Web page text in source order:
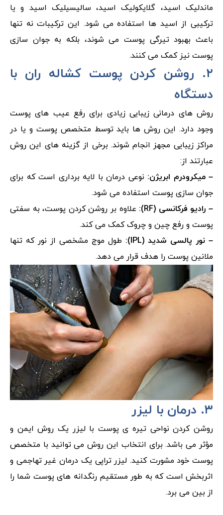
ماندلیک اسید، گلایکولیک اسید، سالیسیلیک اسید و یا
ترکیبی از اسید ها استفاده می شود. این ترکیبات نه تنها
باعث بهبود تیرگی پوست می شوند، بلکه به جوان سازی
پوست نیز کمک می کنند.
۲. روشن کردن پوست کشاله ران با
دستگاه
روش های درمانی زیبایی زیادی برای رفع عیب های پوست
وجود دارد. این روش ها باید توسط متخصص پوست و یا در
مراکز زیبایی مجهز انجام شوند. برخی از گزینه های این روش
عبارتند از:
– میکرودرم ابریژن: نوعی درمان با لایه برداری است که برای
جوان سازی پوست استفاده می شود.
– رادیو فرکانسی (RF
): علاوه بر روشن کردن پوست، به سفتی
پوست و رفع چین و چروک کمک می کند.
– نور پالسی شدید (IPL
): طول موج مشخصی از نور که تنها
ملانین پوست را هدف قرار می دهد.
۳. درمان با لیزر
روشن کردن نواحی تیره ی پوست با لیزر یک روش ایمن و
مؤثر می باشد. برای انتخاب این روش می توانید با متخصص
پوست خود مشورت کنید. لیزر تراپی یک درمان غیر تهاجمی و
اثربخش است که به طور مستقیم رنگدانه های پوست شما را
از بین می برد.